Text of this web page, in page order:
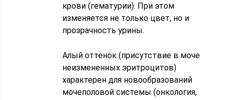
крови (гематурии). При этом
изменяется не только цвет, но и
прозрачность урины.
Алый оттенок (присутствие в моче
неизмененных эритроцитов)
характерен для новообразований
мочеполовой системы (онкология,